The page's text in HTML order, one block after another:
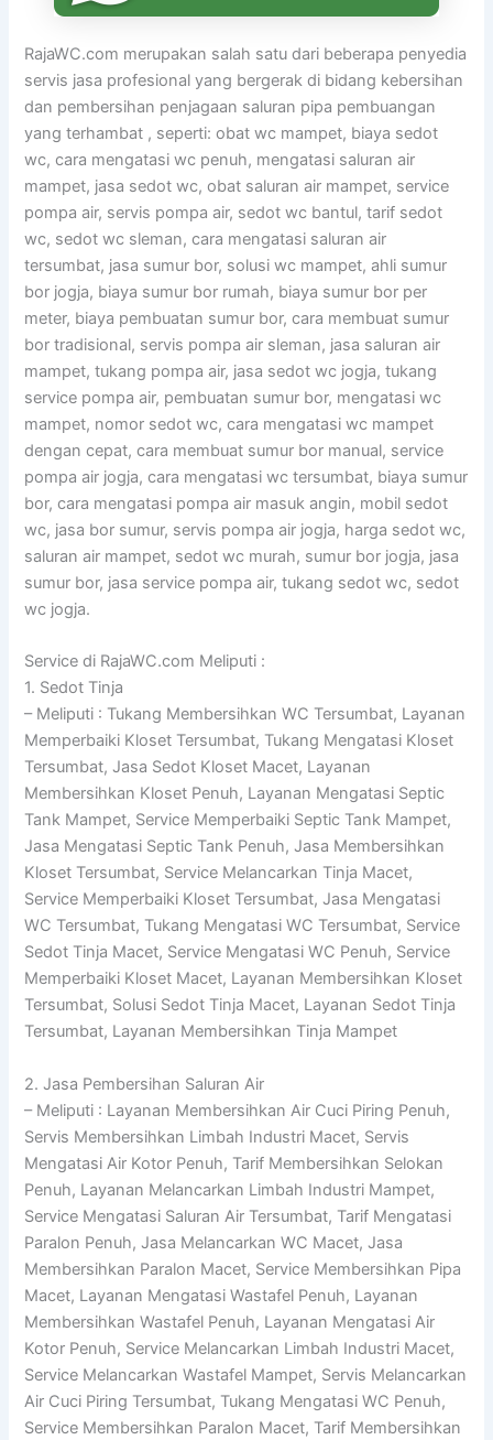
RajaWC.com merupakan salah satu dari beberapa penyedia
servis jasa profesional yang bergerak di bidang kebersihan
dan pembersihan penjagaan saluran pipa pembuangan
yang terhambat , seperti: obat wc mampet, biaya sedot
wc, cara mengatasi wc penuh, mengatasi saluran air
mampet, jasa sedot wc, obat saluran air mampet, service
pompa air, servis pompa air, sedot wc bantul, tarif sedot
wc, sedot wc sleman, cara mengatasi saluran air
tersumbat, jasa sumur bor, solusi wc mampet, ahli sumur
bor jogja, biaya sumur bor rumah, biaya sumur bor per
meter, biaya pembuatan sumur bor, cara membuat sumur
bor tradisional, servis pompa air sleman, jasa saluran air
mampet, tukang pompa air, jasa sedot wc jogja, tukang
service pompa air, pembuatan sumur bor, mengatasi wc
mampet, nomor sedot wc, cara mengatasi wc mampet
dengan cepat, cara membuat sumur bor manual, service
pompa air jogja, cara mengatasi wc tersumbat, biaya sumur
bor, cara mengatasi pompa air masuk angin, mobil sedot
wc, jasa bor sumur, servis pompa air jogja, harga sedot wc,
saluran air mampet, sedot wc murah, sumur bor jogja, jasa
sumur bor, jasa service pompa air, tukang sedot wc, sedot
wc jogja.
Service di RajaWC.com Meliputi :
1. Sedot Tinja
– Meliputi : Tukang Membersihkan WC Tersumbat, Layanan
Memperbaiki Kloset Tersumbat, Tukang Mengatasi Kloset
Tersumbat, Jasa Sedot Kloset Macet, Layanan
Membersihkan Kloset Penuh, Layanan Mengatasi Septic
Tank Mampet, Service Memperbaiki Septic Tank Mampet,
Jasa Mengatasi Septic Tank Penuh, Jasa Membersihkan
Kloset Tersumbat, Service Melancarkan Tinja Macet,
Service Memperbaiki Kloset Tersumbat, Jasa Mengatasi
WC Tersumbat, Tukang Mengatasi WC Tersumbat, Service
Sedot Tinja Macet, Service Mengatasi WC Penuh, Service
Memperbaiki Kloset Macet, Layanan Membersihkan Kloset
Tersumbat, Solusi Sedot Tinja Macet, Layanan Sedot Tinja
Tersumbat, Layanan Membersihkan Tinja Mampet
2. Jasa Pembersihan Saluran Air
– Meliputi : Layanan Membersihkan Air Cuci Piring Penuh,
Servis Membersihkan Limbah Industri Macet, Servis
Mengatasi Air Kotor Penuh, Tarif Membersihkan Selokan
Penuh, Layanan Melancarkan Limbah Industri Mampet,
Service Mengatasi Saluran Air Tersumbat, Tarif Mengatasi
Paralon Penuh, Jasa Melancarkan WC Macet, Jasa
Membersihkan Paralon Macet, Service Membersihkan Pipa
Macet, Layanan Mengatasi Wastafel Penuh, Layanan
Membersihkan Wastafel Penuh, Layanan Mengatasi Air
Kotor Penuh, Service Melancarkan Limbah Industri Macet,
Service Melancarkan Wastafel Mampet, Servis Melancarkan
Air Cuci Piring Tersumbat, Tukang Mengatasi WC Penuh,
Service Membersihkan Paralon Macet, Tarif Membersihkan